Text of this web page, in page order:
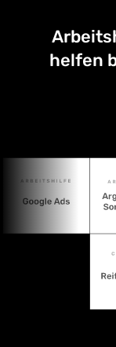
helfen